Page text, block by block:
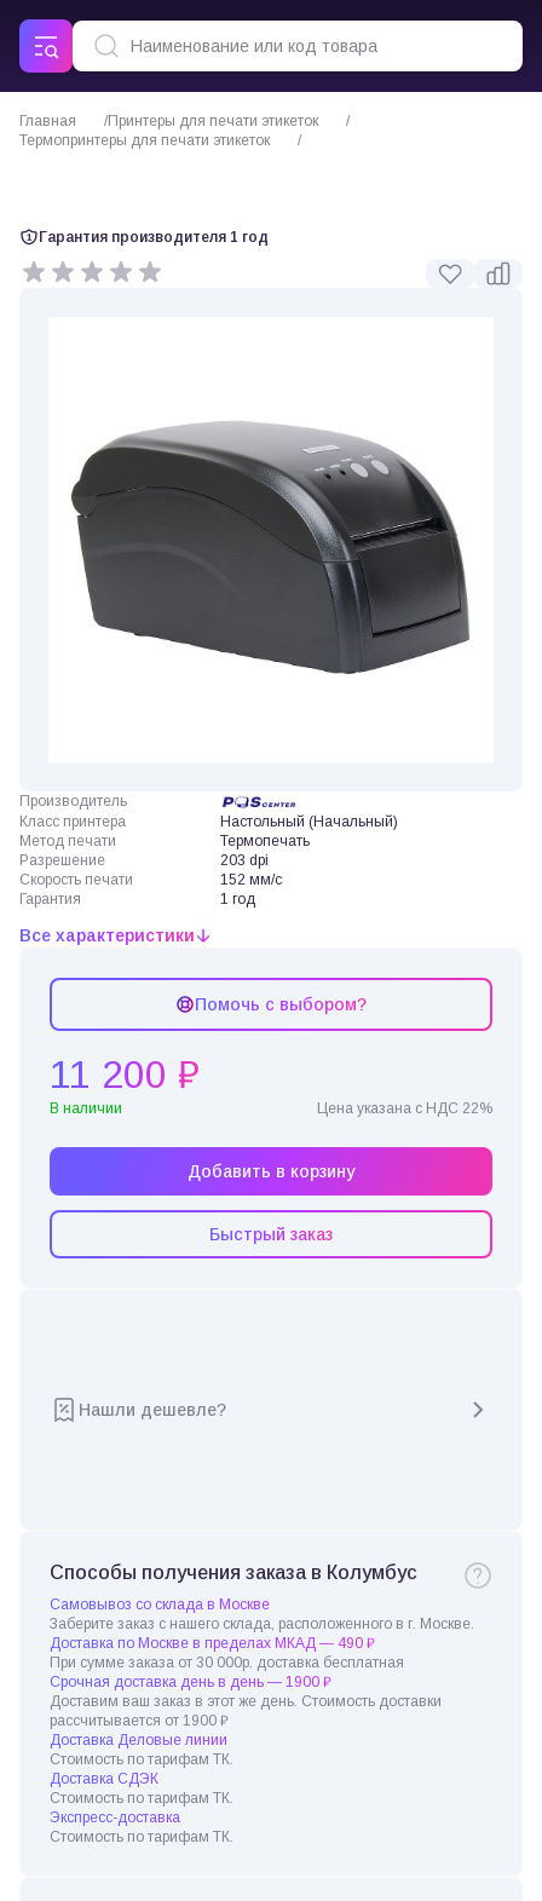
Главная
Принтеры для печати этикеток
Термопринтеры для печати этикеток
Гарантия производителя 1 год
Производитель
Класс принтера
Настольный (Начальный)
Метод печати
Термопечать
Разрешение
203 dpi
Скорость печати
152 мм/с
Гарантия
1 год
Все характеристики
Помочь с выбором?
11 200 ₽
В наличии Цена указана с НДС 22%
Добавить в корзину
Быстрый заказ
Нашли дешевле?
Способы получения заказа в Колумбус
Самовывоз со склада в Москве
Заберите заказ с нашего склада, расположенного в г. Москве.
Доставка по Москве в пределах МКАД — 490 ₽
При сумме заказа от 30 000р. доставка бесплатная
Срочная доставка день в день — 1900 ₽
Доставим ваш заказ в этот же день. Стоимость доставки
рассчитывается от 1900 ₽
Доставка Деловые линии
Стоимость по тарифам ТК.
Доставка СДЭК
Стоимость по тарифам ТК.
Экспресс-доставка
Стоимость по тарифам ТК.